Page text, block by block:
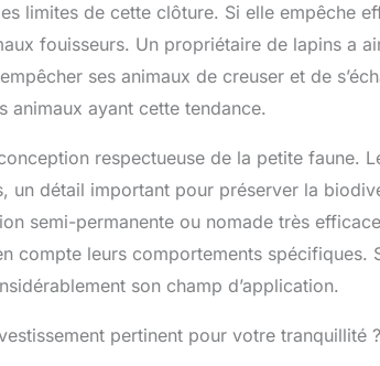
limites de cette clôture. Si elle empêche
fouisseurs. Un propriétaire de lapins a
ses animaux de creuser et de
animaux ayant cette tendance.
respectueuse de la petite faune.
un détail important pour préserver la
semi-permanente ou nomade très
compte leurs comportements spécifiques.
son champ d’application.
pertinent pour votre tranquillité ?